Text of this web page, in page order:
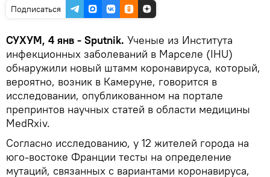
Подписаться
СУХУМ, 4 янв - Sputnik. Ученые из Института
инфекционных заболеваний в Марселе (IHU)
обнаружили новый штамм коронавируса, который,
вероятно, возник в Камеруне, говорится в
исследовании, опубликованном на портале
препринтов научных статей в области медицины
MedRxiv.
Согласно исследованию, у 12 жителей города на
юго-востоке Франции тесты на определение
мутаций, связанных с вариантами коронавируса,